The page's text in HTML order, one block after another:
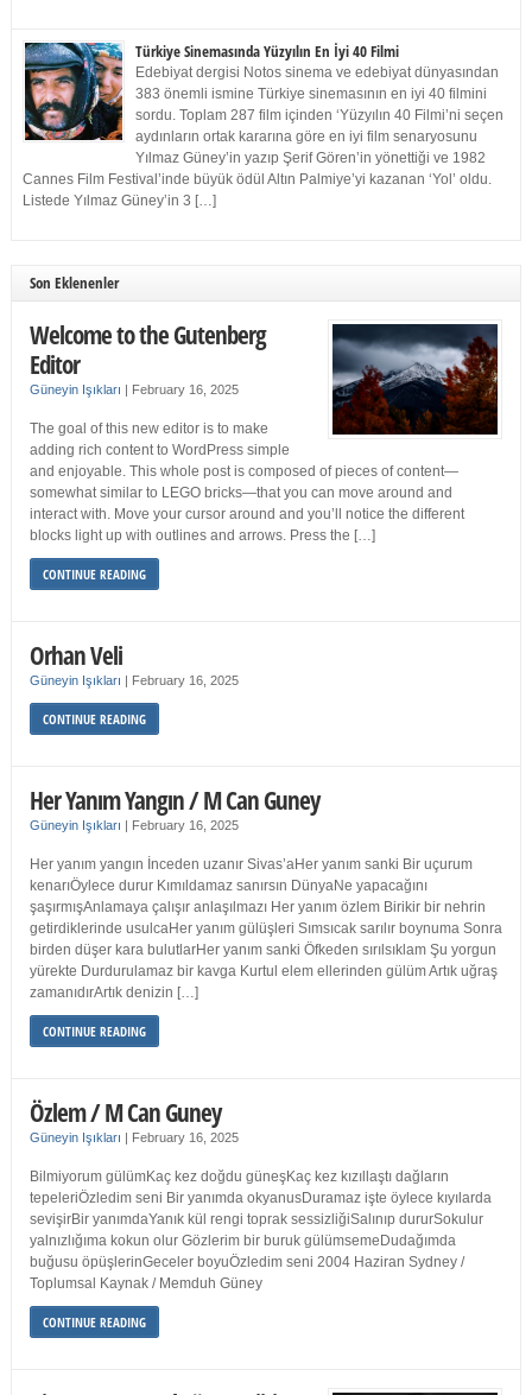
Türkiye Sinemasında Yüzyılın En İyi 40 Filmi
Edebiyat dergisi Notos sinema ve edebiyat dünyasından
383 önemli ismine Türkiye sinemasının en iyi 40 filmini
sordu. Toplam 287 film içinden ‘Yüzyılın 40 Filmi’ni seçen
aydınların ortak kararına göre en iyi film senaryosunu
Yılmaz Güney’in yazıp Şerif Gören’in yönettiği ve 1982
Cannes Film Festival’inde büyük ödül Altın Palmiye’yi kazanan ‘Yol’ oldu.
Listede Yılmaz Güney’in 3 […]
Son Eklenenler
Welcome to the Gutenberg
Editor
Güneyin Işıkları | February 16, 2025
The goal of this new editor is to make
adding rich content to WordPress simple
and enjoyable. This whole post is composed of pieces of content—
somewhat similar to LEGO bricks—that you can move around and
interact with. Move your cursor around and you’ll notice the different
blocks light up with outlines and arrows. Press the […]
CONTINUE READING
Orhan Veli
Güneyin Işıkları | February 16, 2025
CONTINUE READING
Her Yanım Yangın / M Can Guney
Güneyin Işıkları | February 16, 2025
Her yanım yangın İnceden uzanır Sivas’aHer yanım sanki Bir uçurum
kenarıÖylece durur Kımıldamaz sanırsın DünyaNe yapacağını
şaşırmışAnlamaya çalışır anlaşılmazı Her yanım özlem Birikir bir nehrin
getirdiklerinde usulcaHer yanım gülüşleri Sımsıcak sarılır boynuma Sonra
birden düşer kara bulutlarHer yanım sanki Öfkeden sırılsıklam Şu yorgun
yürekte Durdurulamaz bir kavga Kurtul elem ellerinden gülüm Artık uğraş
zamanıdırArtık denizin […]
CONTINUE READING
Özlem / M Can Guney
Güneyin Işıkları | February 16, 2025
Bilmiyorum gülümKaç kez doğdu güneşKaç kez kızıllaştı dağların
tepeleriÖzledim seni Bir yanımda okyanusDuramaz işte öylece kıyılarda
sevişirBir yanımdaYanık kül rengi toprak sessizliğiSalınıp dururSokulur
yalnızlığıma kokun olur Gözlerim bir buruk gülümsemeDudağımda
buğusu öpüşlerinGeceler boyuÖzledim seni 2004 Haziran Sydney /
Toplumsal Kaynak / Memduh Güney
CONTINUE READING